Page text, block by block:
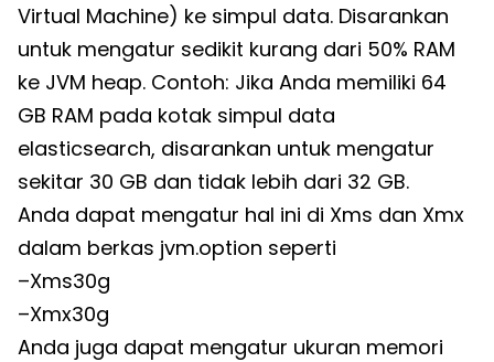
Virtual Machine) ke simpul data. Disarankan
untuk mengatur sedikit kurang dari 50% RAM
ke JVM heap. Contoh: Jika Anda memiliki 64
GB RAM pada kotak simpul data
elasticsearch, disarankan untuk mengatur
sekitar 30 GB dan tidak lebih dari 32 GB.
Anda dapat mengatur hal ini di Xms dan Xmx
dalam berkas jvm.option seperti
–Xms30g
–Xmx30g
Anda juga dapat mengatur ukuran memori